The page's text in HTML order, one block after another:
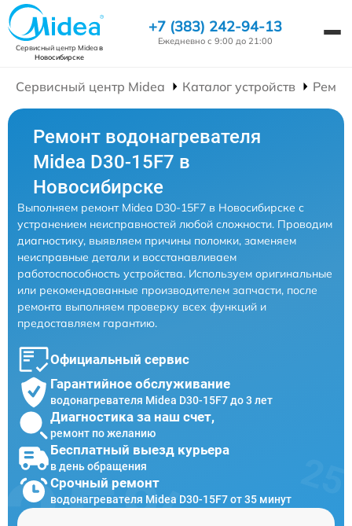
Сервисный центр Mideaв
Новосибирске
+7 (383) 242-94-13
Ежедневно с 9:00 до 21:00
Сервисный центр Midea Каталог устройств
Ремонт водонагревателя
Midea D30-15F7 в
Новосибирске
Выполняем ремонт Midea D30-15F7 в Новосибирске с
устранением неисправностей любой сложности. Проводим
диагностику, выявляем причины поломки, заменяем
неисправные детали и восстанавливаем
работоспособность устройства. Используем оригинальные
или рекомендованные производителем запчасти, после
ремонта выполняем проверку всех функций и
предоставляем гарантию.
Официальный сервис
Гарантийное обслуживание
водонагревателя Midea D30-15F7 до 3 лет
Диагностика за наш счет,
ремонт по желанию
Бесплатный выезд курьера
в день обращения
Срочный ремонт
водонагревателя Midea D30-15F7 от 35 минут